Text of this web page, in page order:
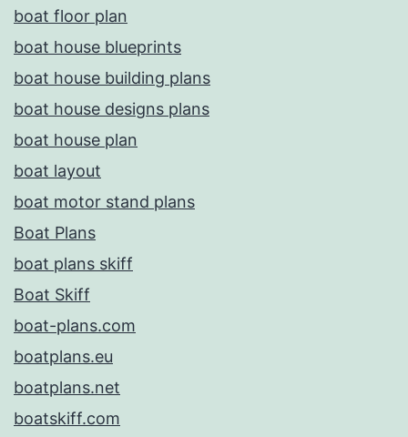
boat floor plan
boat house blueprints
boat house building plans
boat house designs plans
boat house plan
boat layout
boat motor stand plans
Boat Plans
boat plans skiff
Boat Skiff
boat-plans.com
boatplans.eu
boatplans.net
boatskiff.com